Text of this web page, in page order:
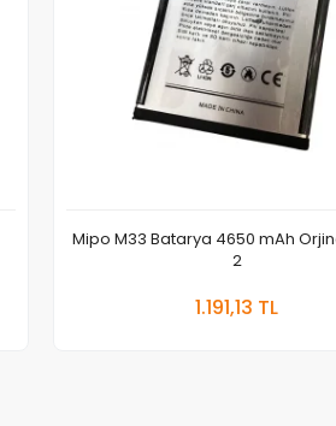
Mipo M33 Batarya 4650 mAh
2
1.191,13 TL